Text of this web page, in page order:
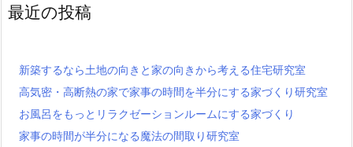
最近の投稿
新築するなら土地の向きと家の向きから考える住宅研究室
高気密・高断熱の家で家事の時間を半分にする家づくり研究室
お風呂をもっとリラクゼーションルームにする家づくり
家事の時間が半分になる魔法の間取り研究室